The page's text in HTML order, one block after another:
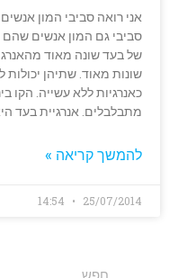
אני רואה סביבי המון
סביבי גם המון אנשים שהם
של בעד שונה מאוד
שונות מאוד. שתיהן יכולות
כאנרגיות ללא עשייה. הקו
מתבלבלים. אנרגיית בעד
להמשך קריאה »
25/07/2014